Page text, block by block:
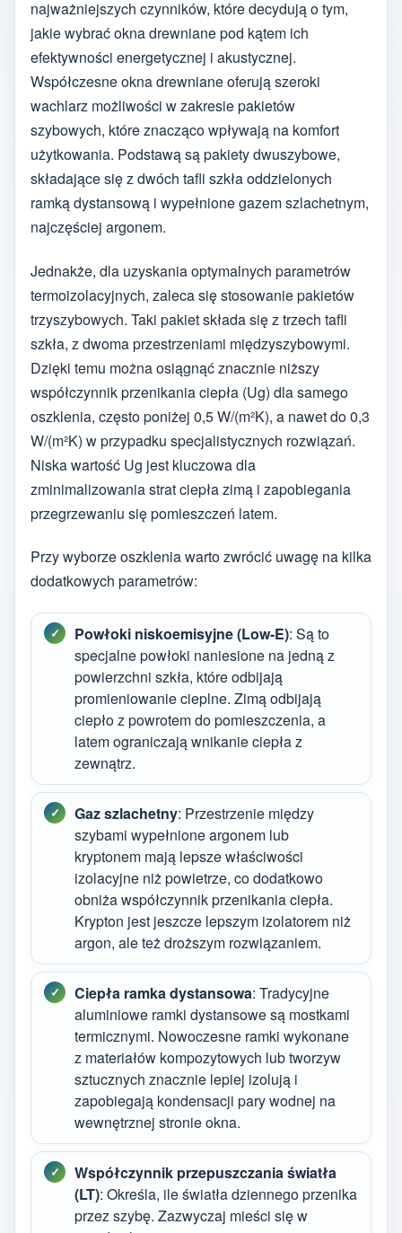
najważniejszych czynników, które decydują o tym,
jakie wybrać okna drewniane pod kątem ich
efektywności energetycznej i akustycznej.
Współczesne okna drewniane oferują szeroki
wachlarz możliwości w zakresie pakietów
szybowych, które znacząco wpływają na komfort
użytkowania. Podstawą są pakiety dwuszybowe,
składające się z dwóch tafli szkła oddzielonych
ramką dystansową i wypełnione gazem szlachetnym,
najczęściej argonem.
Jednakże, dla uzyskania optymalnych parametrów
termoizolacyjnych, zaleca się stosowanie pakietów
trzyszybowych. Taki pakiet składa się z trzech tafli
szkła, z dwoma przestrzeniami międzyszybowymi.
Dzięki temu można osiągnąć znacznie niższy
współczynnik przenikania ciepła (Ug) dla samego
oszklenia, często poniżej 0,5 W/(m²K), a nawet do 0,3
W/(m²K) w przypadku specjalistycznych rozwiązań.
Niska wartość Ug jest kluczowa dla
zminimalizowania strat ciepła zimą i zapobiegania
przegrzewaniu się pomieszczeń latem.
Przy wyborze oszklenia warto zwrócić uwagę na kilka
dodatkowych parametrów:
Powłoki niskoemisyjne (Low-E): Są to
specjalne powłoki naniesione na jedną z
powierzchni szkła, które odbijają
promieniowanie cieplne. Zimą odbijają
ciepło z powrotem do pomieszczenia, a
latem ograniczają wnikanie ciepła z
zewnątrz.
Gaz szlachetny: Przestrzenie między
szybami wypełnione argonem lub
kryptonem mają lepsze właściwości
izolacyjne niż powietrze, co dodatkowo
obniża współczynnik przenikania ciepła.
Krypton jest jeszcze lepszym izolatorem niż
argon, ale też droższym rozwiązaniem.
Ciepła ramka dystansowa: Tradycyjne
aluminiowe ramki dystansowe są mostkami
termicznymi. Nowoczesne ramki wykonane
z materiałów kompozytowych lub tworzyw
sztucznych znacznie lepiej izolują i
zapobiegają kondensacji pary wodnej na
wewnętrznej stronie okna.
Współczynnik przepuszczania światła
(LT): Określa, ile światła dziennego przenika
przez szybę. Zazwyczaj mieści się w